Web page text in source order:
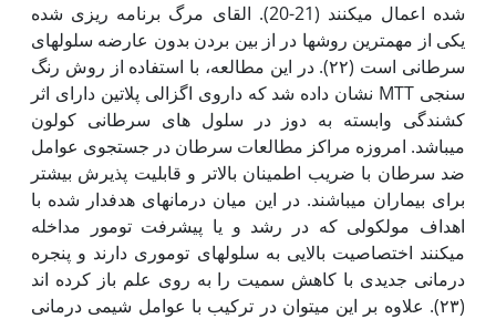
شده اعمال می‫کنند (21-20). القای مرگ برنامه ریزی شده
یکی از مهم‫ترین روش‫ها در از بین بردن بدون عارضه سلول‫های
سرطانی است (۲۲). در این مطالعه، با استفاده از روش رنگ
سنجی MTT نشان داده شد که داروی اگزالی پلاتین دارای اثر
کشندگی وابسته به دوز در سلول های سرطانی کولون
می‫باشد. امروزه مراکز مطالعات سرطان در جستجوی عوامل
ضد سرطان با ضریب اطمینان بالاتر و قابلیت پذیرش بیشتر
برای بیماران می‫باشند. در این میان درمان‫های هدف‫دار شده با
اهداف مولکولی که در رشد و یا پیشرفت تومور مداخله
می‫کنند اختصاصیت بالایی به سلول‫های توموری دارند و پنجره
درمانی جدیدی با کاهش سمیت را به‫ روی علم باز کرده اند
(۲۳). علاوه بر این می‫توان در ترکیب با عوامل شیمی درمانی